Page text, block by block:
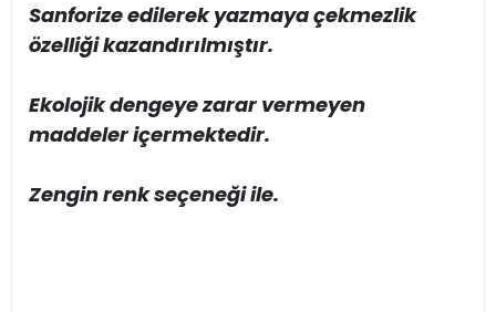
Sanforize edilerek yazmaya çekmezlik
özelliği kazandırılmıştır.
Ekolojik dengeye zarar vermeyen
maddeler içermektedir.
Zengin renk seçeneği ile.